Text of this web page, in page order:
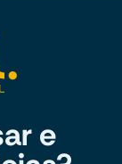
e